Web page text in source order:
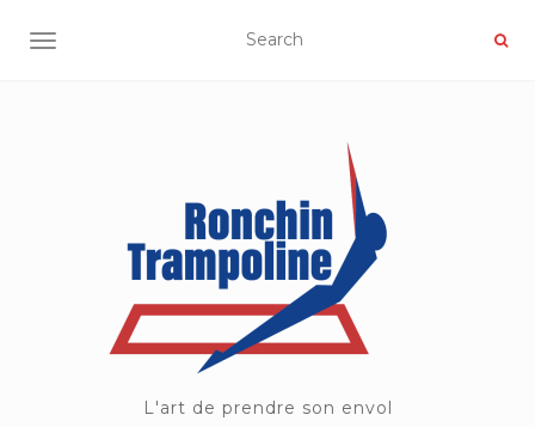
OUVRIR/FERMER LA NAVIGATION
L'art de prendre son envol